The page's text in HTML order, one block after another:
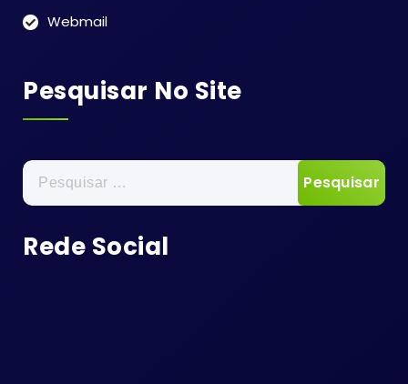
Webmail
Pesquisar No Site
Pesquisar
por:
Rede Social